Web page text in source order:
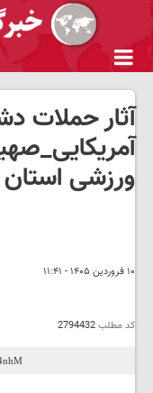
۱۰ فروردین ۱۴۰۵ - ۱۱:۴۱
کد مطلب2794432
آثار حملات
ورزشی